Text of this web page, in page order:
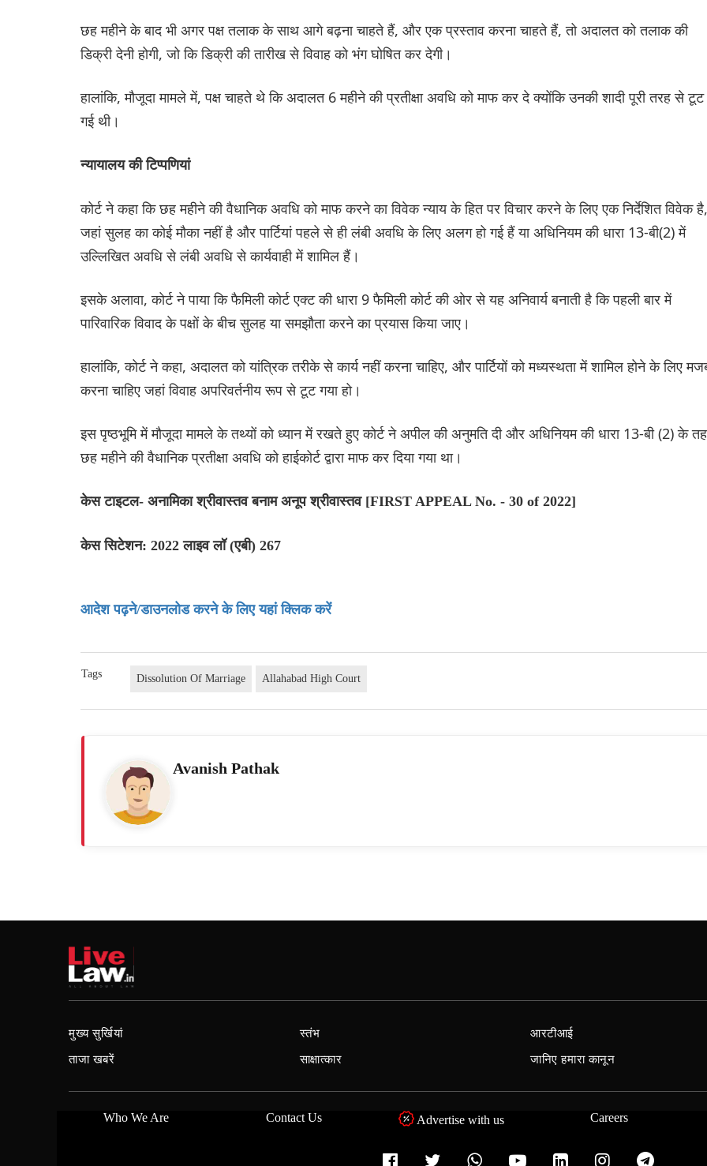
छह महीने के बाद भी अगर पक्ष तलाक के साथ आगे बढ़ना चाहते हैं, और एक प्रस्ताव करना चाहते हैं, तो अदालत को तलाक की
डिक्री देनी होगी, जो कि डिक्री की तारीख से विवाह को भंग घोषित कर देगी।
हालांकि, मौजूदा मामले में, पक्ष चाहते थे कि अदालत 6 महीने की प्रतीक्षा अवधि को माफ कर दे क्योंकि उनकी शादी पूरी तरह से टूट
गई थी।
न्यायालय की टिप्पणियां
कोर्ट ने कहा कि छह महीने की वैधानिक अवधि को माफ करने का विवेक न्याय के हित पर विचार करने के लिए एक निर्देशित विवेक है,
जहां सुलह का कोई मौका नहीं है और पार्टियां पहले से ही लंबी अवधि के लिए अलग हो गई हैं या अधिनियम की धारा 13-बी(2) में
उल्लिखित अवधि से लंबी अवधि से कार्यवाही में शामिल हैं।
इसके अलावा, कोर्ट ने पाया कि फैमिली कोर्ट एक्ट की धारा 9 फैमिली कोर्ट की ओर से यह अनिवार्य बनाती है कि पहली बार में
पारिवारिक विवाद के पक्षों के बीच सुलह या समझौता करने का प्रयास किया जाए।
हालांकि, कोर्ट ने कहा, अदालत को यांत्रिक तरीके से कार्य नहीं करना चाहिए, और पार्टियों को मध्यस्थता में शामिल होने के लिए
करना चाहिए जहां विवाह अपरिवर्तनीय रूप से टूट गया हो।
इस पृष्ठभूमि में मौजूदा मामले के तथ्यों को ध्यान में रखते हुए कोर्ट ने अपील की अनुमति दी और अधिनियम की धारा 13-बी (2) के
छह महीने की वैधानिक प्रतीक्षा अवधि को हाईकोर्ट द्वारा माफ कर दिया गया था।
केस टाइटल- अनामिका श्रीवास्तव बनाम अनूप श्रीवास्तव [FIRST APPEAL No. - 30 of 2022]
केस सिटेशन: 2022 लाइव लॉ (एबी) 267
आदेश पढ़ने/डाउनलोड करने के लिए यहां क्लिक करें
Tags Dissolution Of Marriage Allahabad High Court
Avanish Pathak
मुख्य सुर्खियां
ताजा खबरें
स्तंभ
साक्षात्कार
आरटीआई
जानिए हमारा कानून
Who We Are Contact Us Advertise with us Careers